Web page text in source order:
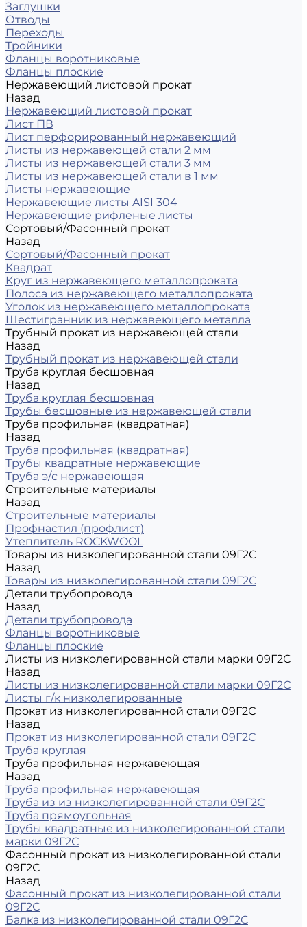
Заглушки
Отводы
Переходы
Тройники
Фланцы воротниковые
Фланцы плоские
Нержавеющий листовой прокат
Назад
Нержавеющий листовой прокат
Лист ПВ
Лист перфорированный нержавеющий
Листы из нержавеющей стали 2 мм
Листы из нержавеющей стали 3 мм
Листы из нержавеющей стали в 1 мм
Листы нержавеющие
Нержавеющие листы AISI 304
Нержавеющие рифленые листы
Сортовый/Фасонный прокат
Назад
Сортовый/Фасонный прокат
Квадрат
Круг из нержавеющего металлопроката
Полоса из нержавеющего металлопроката
Уголок из нержавеющего металлопроката
Шестигранник из нержавеющего металла
Трубный прокат из нержавеющей стали
Назад
Трубный прокат из нержавеющей стали
Труба круглая бесшовная
Назад
Труба круглая бесшовная
Трубы бесшовные из нержавеющей стали
Труба профильная (квадратная)
Назад
Труба профильная (квадратная)
Трубы квадратные нержавеющие
Труба э/с нержавеющая
Строительные материалы
Назад
Строительные материалы
Профнастил (профлист)
Утеплитель ROCKWOOL
Товары из низколегированной стали 09Г2С
Назад
Товары из низколегированной стали 09Г2С
Детали трубопровода
Назад
Детали трубопровода
Фланцы воротниковые
Фланцы плоские
Листы из низколегированной стали марки 09Г2С
Назад
Листы из низколегированной стали марки 09Г2С
Листы г/к низколегированные
Прокат из низколегированной стали 09Г2С
Назад
Прокат из низколегированной стали 09Г2С
Труба круглая
Труба профильная нержавеющая
Назад
Труба профильная нержавеющая
Труба из из низколегированной стали 09Г2С
Труба прямоугольная
Трубы квадратные из низколегированной стали
марки 09Г2С
Фасонный прокат из низколегированной стали
09Г2С
Назад
Фасонный прокат из низколегированной стали
09Г2С
Балка из низколегированной стали 09Г2С